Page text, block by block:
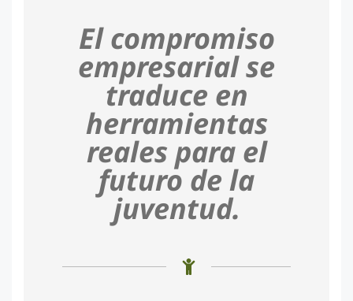
El compromiso
empresarial se
traduce en
herramientas
reales para el
futuro de la
juventud.